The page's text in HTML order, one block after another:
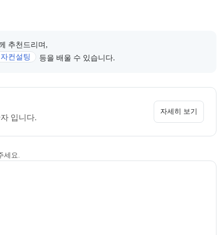
추천드리며,
컨설팅 등을 배울 수 있습니다.
보를 카드 형태로 안내한다.
입니다.
자세히 보기
세요.